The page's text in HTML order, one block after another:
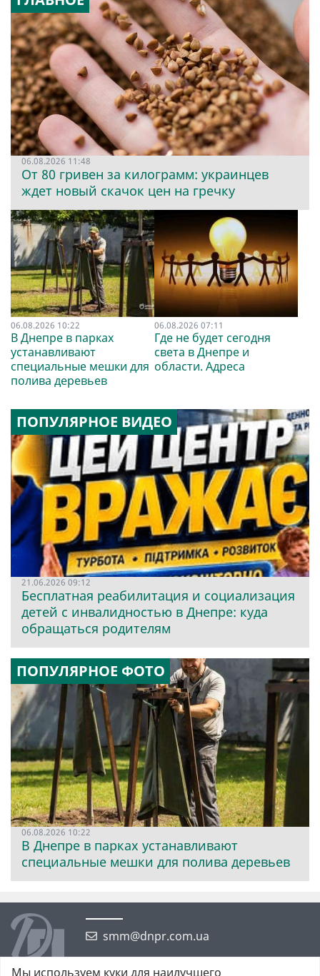
06.08.2026 11:48
От 80 гривен за килограмм: украинцев
ждет новый скачок цен на гречку
06.08.2026 10:22
В Днепре в парках
устанавливают
специальные мешки для
полива деревьев
06.08.2026 07:11
Где не будет сегодня
света в Днепре и
области. Адреса
ПОПУЛЯРНОЕ ВИДЕО
21.06.2026 09:12
Бесплатная реабилитация и социализация
детей с инвалидностью в Днепре: куда
обращаться родителям
ПОПУЛЯРНОЕ ФОТО
06.08.2026 10:22
В Днепре в парках устанавливают
специальные мешки для полива деревьев
smm@dnpr.com.ua
Мы используем куки для наилучшего